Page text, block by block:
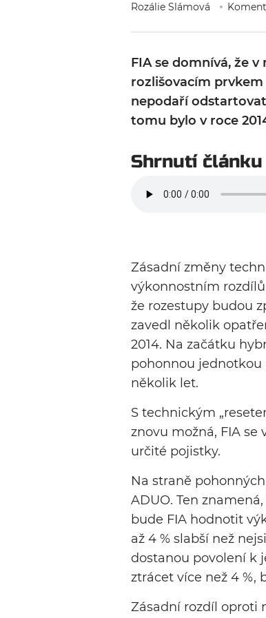
Rozálie Slámová
FIA se domnívá, že
rozlišovacím
nepodaří
tomu bylo v roce
Shrnutí článku
Zásadní změny
výkonnostním
že rozestupy budou
zavedl několik
2014. Na začátku
pohonnou jednotkou
několik let.
S technickým
znovu možná, FIA
určité pojistky.
Na straně
ADUO. Ten znamená,
bude FIA hodnotit
až 4 % slabší než
dostanou povolení k
ztrácet více než 4 %,
Zásadní rozdíl oproti